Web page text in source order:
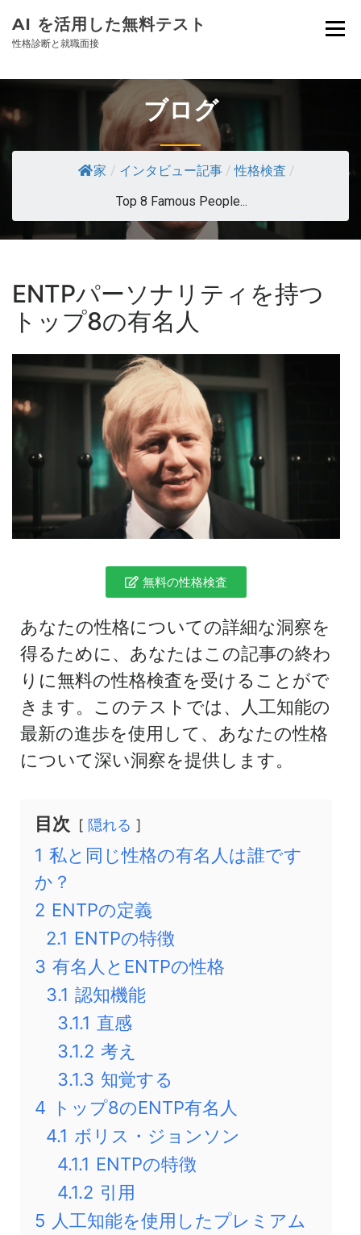
AI を活用した無料テスト
性格診断と就職面接
ブログ
家 / インタビュー記事 / 性格検査 /
Top 8 Famous People...
ENTPパーソナリティを持つ
トップ8の有名人
無料の性格検査
あなたの性格についての詳細な洞察を
得るために、あなたはこの記事の終わ
りに無料の性格検査を受けることがで
きます。このテストでは、人工知能の
最新の進歩を使用して、あなたの性格
について深い洞察を提供します。
目次 隠れる
1 私と同じ性格の有名人は誰です
か？
2 ENTPの定義
2.1 ENTPの特徴
3 有名人とENTPの性格
3.1 認知機能
3.1.1 直感
3.1.2 考え
3.1.3 知覚する
4
トップ8のENTP有名人
4.1 ボリス・ジョンソン
4.1.1 ENTPの特徴
4.1.2 引用
5 人工知能を使用したプレミアム